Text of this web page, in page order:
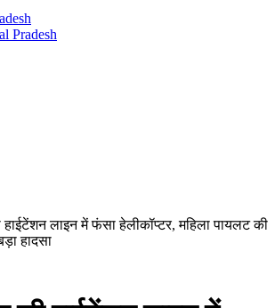
Pradesh
हाईटेंशन लाइन में फंसा हेलीकॉप्टर, महिला पायलट की
हादसा